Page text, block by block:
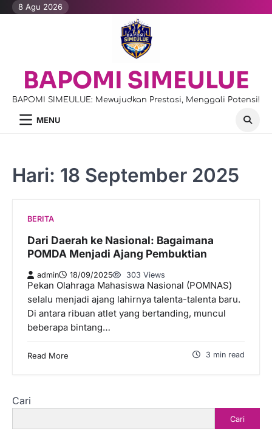
Skip8 Agu 2026
BAPOMI SIMEULUE
BAPOMI SIMEULUE: Mewujudkan Prestasi, Menggali Potensi!
MENU
Hari: 18 September 2025
BERITA
Dari Daerah ke Nasional: Bagaimana
POMDA Menjadi Ajang Pembuktian
admin 18/09/2025 303 Views
Pekan Olahraga Mahasiswa Nasional (POMNAS)
selalu menjadi ajang lahirnya talenta-talenta baru.
Di antara ribuan atlet yang bertanding, muncul
beberapa bintang…
Read More 3 min read
Cari
Cari